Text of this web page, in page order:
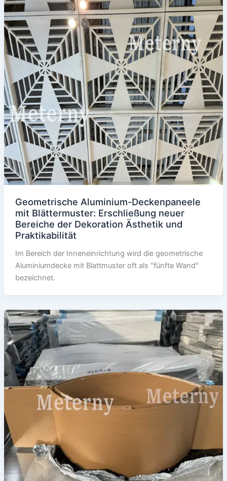
Geometrische Aluminium-Deckenpaneele
mit Blättermuster: Erschließung neuer
Bereiche der Dekoration Ästhetik und
Praktikabilität
Im Bereich der Inneneinrichtung wird die geometrische
Aluminiumdecke mit Blattmuster oft als "fünfte Wand"
bezeichnet.